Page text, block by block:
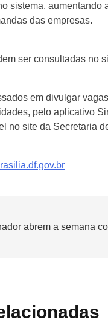
sistema,
das empresas.
ser consultadas no
em divulgar
pelo aplicativo
no site da Secretaria
abrem a semana